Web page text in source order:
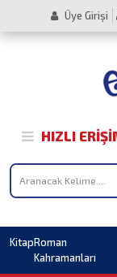
Üye Girişi
HIZLI
KitapRoman
Kahramanları